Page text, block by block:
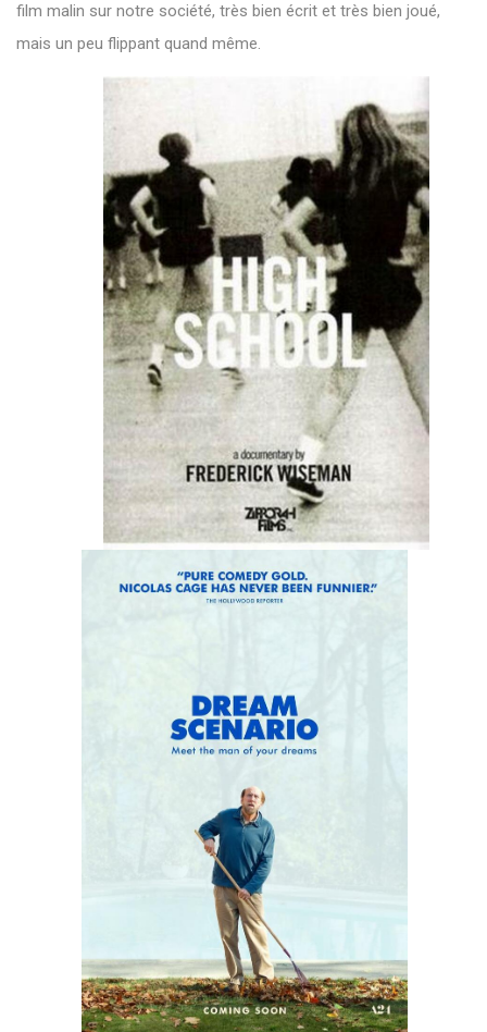
film malin sur notre société, très bien écrit et très bien joué,
mais un peu flippant quand même.